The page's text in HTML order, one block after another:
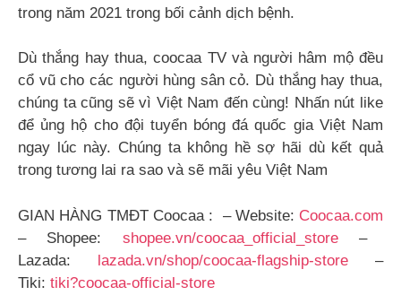
trong năm 2021 trong bối cảnh dịch bệnh.
Dù thắng hay thua, coocaa TV và người hâm mộ đều
cổ vũ cho các người hùng sân cỏ. Dù thắng hay thua,
chúng ta cũng sẽ vì Việt Nam đến cùng! Nhấn nút like
để ủng hộ cho đội tuyển bóng đá quốc gia Việt Nam
ngay lúc này. Chúng ta không hề sợ hãi dù kết quả
trong tương lai ra sao và sẽ mãi yêu Việt Nam
GIAN HÀNG TMĐT Coocaa : – Website: Coocaa.com
– Shopee: shopee.vn/coocaa_official_store–
Lazada: lazada.vn/shop/coocaa-flagship-store –
Tiki: tiki?coocaa-official-store